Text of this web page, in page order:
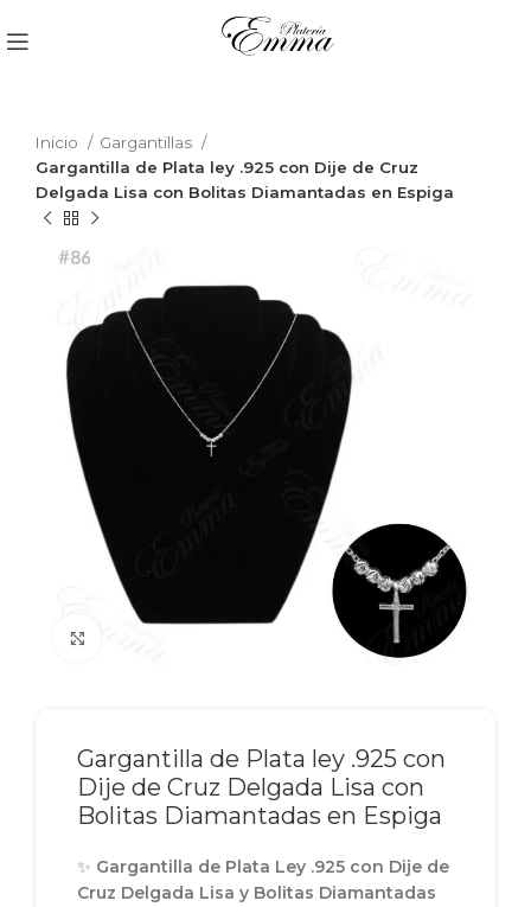
Inicio
Gargantillas
Gargantilla de Plata ley .925 con Dije de Cruz
Delgada Lisa con Bolitas Diamantadas en Espiga
Gargantilla de Plata ley .925 con
Dije de Cruz Delgada Lisa con
Bolitas Diamantadas en Espiga
✨ Gargantilla de Plata Ley .925 con Dije de
Cruz Delgada Lisa y Bolitas Diamantadas